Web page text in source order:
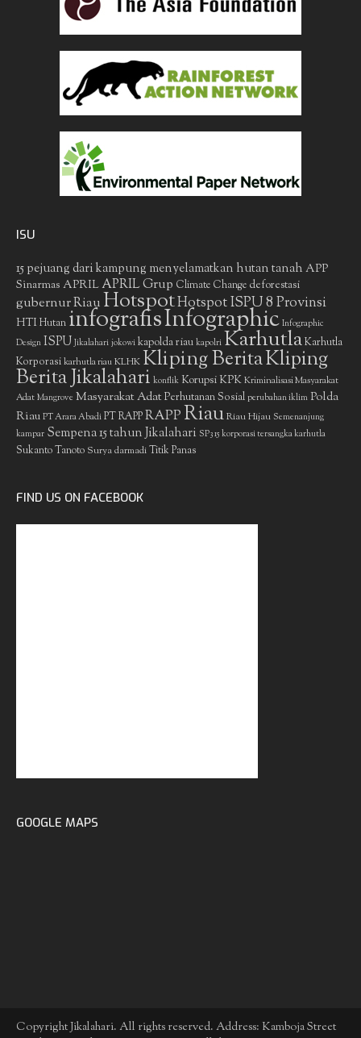
ISU
15 pejuang dari kampung menyelamatkan hutan tanah APP
Sinarmas APRIL APRIL Grup Climate Change deforestasi
gubernur RiauHotspotHotspot ISPU 8 Provinsi
HTIHutan infografisInfographic Infographic
Design ISPU Jikalahari jokowi kapolda riau kapolri KarhutlaKarhutla
Korporasikarhutla riauKLHKKliping BeritaKliping
Berita Jikalahari konflik Korupsi KPKKriminalisasi Masyarakat
Adat Mangrove Masyarakat AdatPerhutanan Sosial perubahan iklim Polda
Riau PT Arara Abadi PT RAPPRAPPRiauRiau Hijau Semenanjung
kampar Sempena 15 tahun Jikalahari SP3 15 korporasi tersangka karhutla
Sukanto Tanoto Surya darmadiTitik Panas
FIND US ON FACEBOOK
GOOGLE MAPS
Copyright Jikalahari. All rights reserved. Address: Kamboja Street